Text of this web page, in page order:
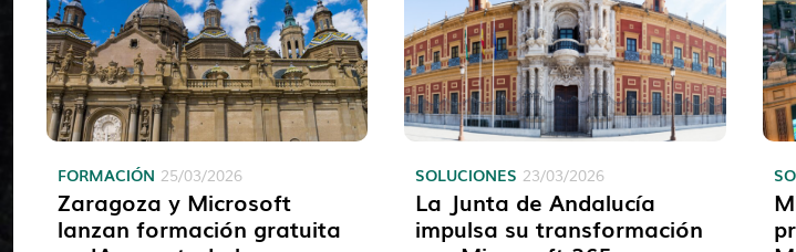
Zaragoza y Microsoft
lanzan formación gratuita
FORMACIÓN 25/03/2026
La Junta de Andalucía
impulsa su transformación
SOLUCIONES 23/03/2026